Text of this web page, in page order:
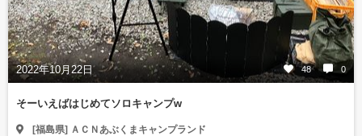
2022年10月22日 48 0
そーいえばはじめてソロキャンプw
[福島県] ＡＣＮあぶくまキャンプランド